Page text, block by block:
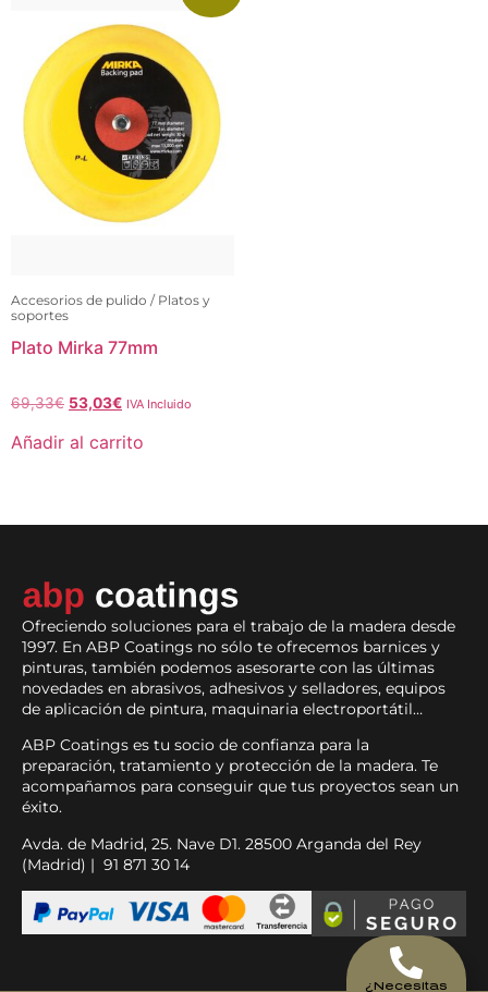
¿Necesitas
Accesorios de pulido / Platos y
soportes
Plato Mirka 77mm
69,33€ 53,03€ IVA Incluido
Añadir al carrito
Ofreciendo soluciones para el trabajo de la madera desde
1997. En ABP Coatings no sólo te ofrecemos barnices y
pinturas, también podemos asesorarte con las últimas
novedades en abrasivos, adhesivos y selladores, equipos
de aplicación de pintura, maquinaria electroportátil…
ABP Coatings es tu socio de confianza para la
preparación, tratamiento y protección de la madera. Te
acompañamos para conseguir que tus proyectos sean un
éxito.
Avda. de Madrid, 25. Nave D1. 28500 Arganda del Rey
(Madrid) | 91 871 30 14